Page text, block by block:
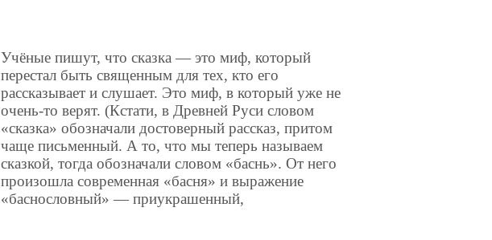
Учёные пишут, что сказка — это миф, который
перестал быть священным для тех, кто его
рассказывает и слушает. Это миф, в который уже не
очень-то верят. (Кстати, в Древней Руси словом
«сказка» обозначали достоверный рассказ, притом
чаще письменный. А то, что мы теперь называем
сказкой, тогда обозначали словом «баснь». От него
произошла современная «басня» и выражение
«баснословный» — приукрашенный,